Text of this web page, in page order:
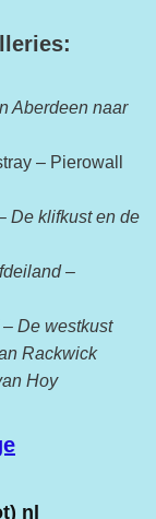
Aberdeen naar
– Pierowall
De klifkust en de
–
De westkust
Rackwick
Hoy
nl